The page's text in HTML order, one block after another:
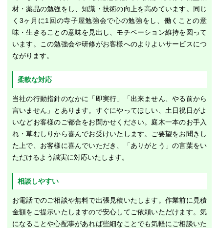
材・薬品の勉強をし、知識・技術の向上を高めています。同じ
く3ヶ月に1回の寺子屋勉強会で心の勉強をし、働くことの意
味・生きることの意味を見出し、モチベーション維持を図って
います。この勉強会や研修がお客様へのよりよいサービスにつ
ながります。
柔軟な対応
当社の行動指針のなかに「即実行」「出来ません、やる前から
言いません」とあります。すぐにやってほしい、土日祝日がよ
いなどお客様のご都合をお聞かせください。庭木一本のお手入
れ・草むしりから喜んでお受けいたします。ご要望をお聞きし
た上で、お客様に喜んでいただき、「ありがとう」の言葉をい
ただけるよう誠実に対応いたします。
相談しやすい
お電話でのご相談や無料で出張見積いたします。作業前に見積
金額をご提示いたしますので安心してご依頼いただけます。気
になることや心配事があれば些細なことでも気軽にご相談いた